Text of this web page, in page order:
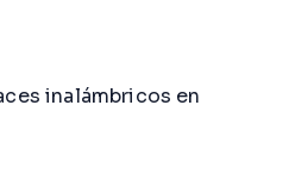
inalámbricos en